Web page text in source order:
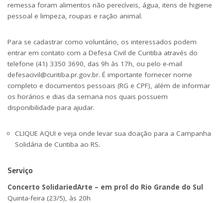
remessa foram alimentos não perecíveis, água, itens de higiene
pessoal e limpeza, roupas e ração animal.
Para se cadastrar como voluntário, os interessados podem
entrar em contato com a Defesa Civil de Curitiba através do
telefone (41) 3350 3690, das 9h às 17h, ou pelo e-mail
defesacivil@curitiba.pr.gov.br. É importante fornecer nome
completo e documentos pessoais (RG e CPF), além de informar
os horários e dias da semana nos quais possuem
disponibilidade para ajudar.
CLIQUE AQUI e veja onde levar sua doação para a Campanha
Solidária de Curitiba ao RS.
Serviço
Concerto SolidariedArte – em prol do Rio Grande do Sul
Quinta-feira (23/5), às 20h